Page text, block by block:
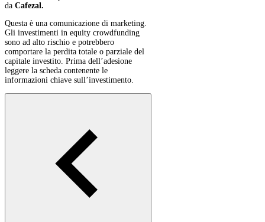
da Cafezal.
Questa è una comunicazione di marketing.
Gli investimenti in equity crowdfunding
sono ad alto rischio e potrebbero
comportare la perdita totale o parziale del
capitale investito. Prima dell’adesione
leggere la scheda contenente le
informazioni chiave sull’investimento.